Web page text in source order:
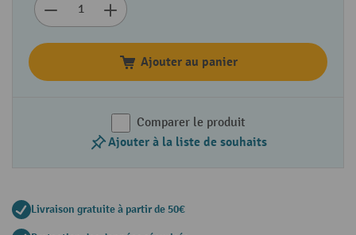
Ajouter au panier
Comparer le produit
Ajouter à la liste de souhaits
Livraison gratuite à partir de 50€